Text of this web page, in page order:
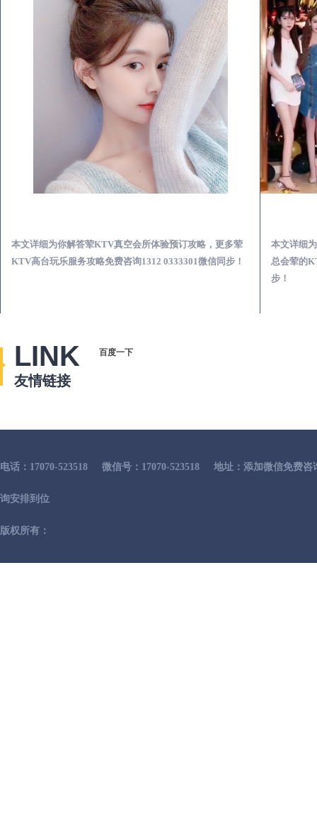
本文详细为你解答荤KTV真空会所体验预订攻略，更多荤
KTV高台玩乐服务攻略免费咨询1312 0333301微信同步！
本文详细
总会荤的
步！
LINK
友情链接
百度一下
电话：17070-523518 微信号：17070-523518 地址：添加微信免费
询安排到位
版权所有：